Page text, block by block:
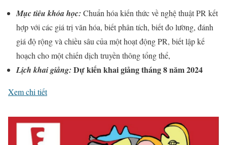
Mục tiêu khóa học: Chuẩn hóa kiến thức về nghệ thuật PR kết
hợp với các giá trị văn hóa, biết phân tích, biết đo lường, đánh
giá độ rộng và chiều sâu của một hoạt động PR, biết lập kế
hoạch cho một chiến dịch truyền thông tổng thể,
Lịch khai giảng: Dự kiến khai giảng tháng 8 năm 2024
Xem chi tiết